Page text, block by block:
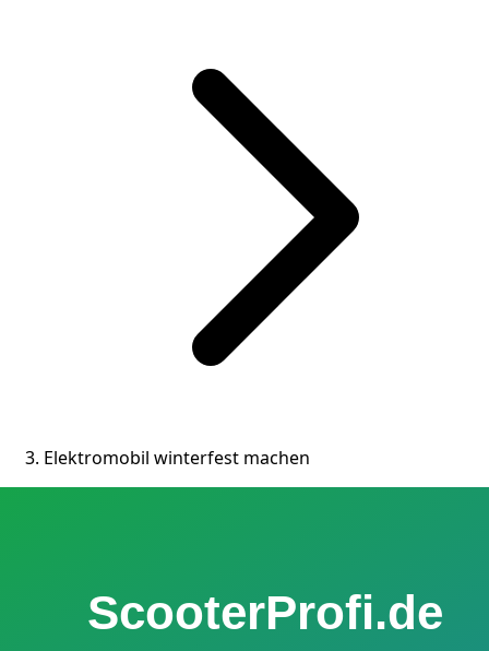
Elektromobil winterfest machen